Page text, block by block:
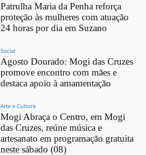
Patrulha Maria da Penha reforça
proteção às mulheres com atuação
24 horas por dia em Suzano
Social
Agosto Dourado: Mogi das Cruzes
promove encontro com mães e
destaca apoio à amamentação
Arte e Cultura
Mogi Abraça o Centro, em Mogi
das Cruzes, reúne música e
artesanato em programação gratuita
neste sábado (08)